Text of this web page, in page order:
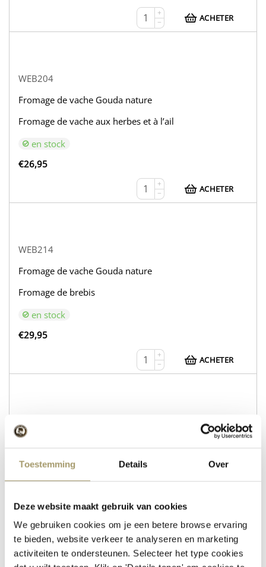
Toestemming Details Over
Deze website maakt gebruik van cookies
We gebruiken cookies om je een betere browse ervaring
te bieden, website verkeer te analyseren en marketing
activiteiten te ondersteunen. Selecteer het type cookies
+
−
ACHETER
WEB204
Fromage de vache Gouda nature
Fromage de vache aux herbes et à l’ail
en stock
€26,95
+
−
ACHETER
WEB214
Fromage de vache Gouda nature
Fromage de brebis
en stock
€29,95
+
−
ACHETER
Fromage de vache Gouda nature
Fromage de brebis au romarin et au thym
€30,95
+
−
ACHETER